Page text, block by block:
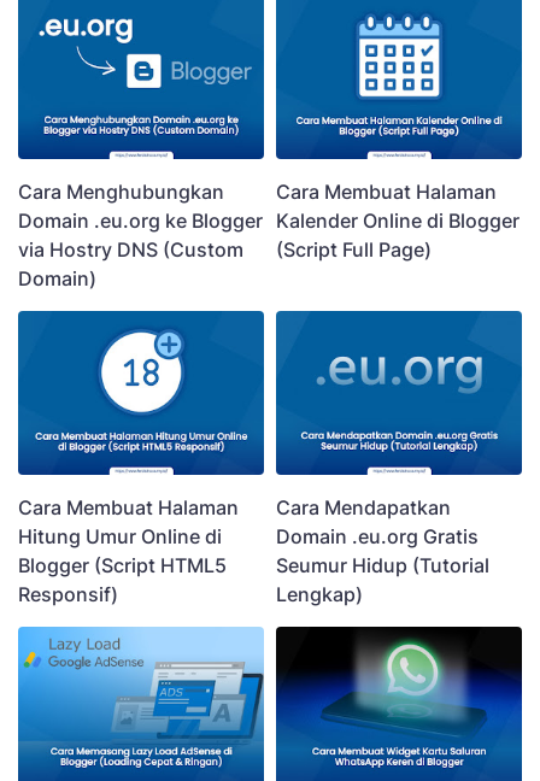
Cara Menghubungkan
Domain .eu.org ke Blogger
via Hostry DNS (Custom
Domain)
Cara Membuat Halaman
Kalender Online di Blogger
(Script Full Page)
Cara Membuat Halaman
Hitung Umur Online di
Blogger (Script HTML5
Responsif)
Cara Mendapatkan
Domain .eu.org Gratis
Seumur Hidup (Tutorial
Lengkap)